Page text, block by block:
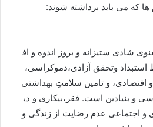
ها که می باید برداشته شوند:
شادی ستیزانه و بروز اندوه و اف
استبداد وتحقق آزادی،دموکراسی،
و اقتصادی، و تامین سلامتِ بهداشتی
و بنیادین است. فقر،بیکاری و دی
و اجتماعی عدم رضایت از زندگی و